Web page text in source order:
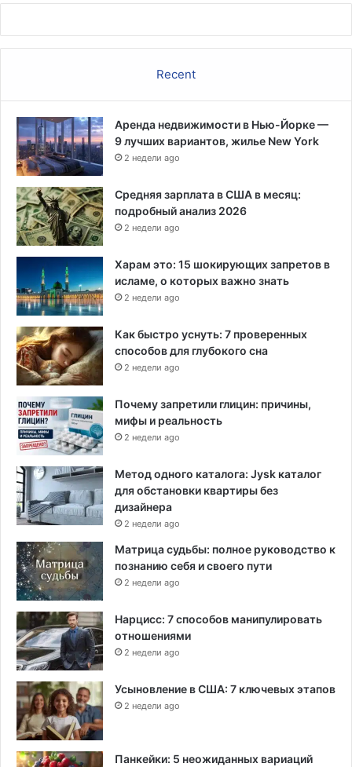
з
д
к
и
Recent
Аренда недвижимости в Нью-Йорке —
9 лучших вариантов, жилье New York
2 недели ago
Средняя зарплата в США в месяц:
подробный анализ 2026
2 недели ago
Харам это: 15 шокирующих запретов в
исламе, о которых важно знать
2 недели ago
Как быстро уснуть: 7 проверенных
способов для глубокого сна
2 недели ago
Почему запретили глицин: причины,
мифы и реальность
2 недели ago
Метод одного каталога: Jysk каталог
для обстановки квартиры без
дизайнера
2 недели ago
Матрица судьбы: полное руководство к
познанию себя и своего пути
2 недели ago
Нарцисс: 7 способов манипулировать
отношениями
2 недели ago
Усыновление в США: 7 ключевых этапов
2 недели ago
Панкейки: 5 неожиданных вариаций